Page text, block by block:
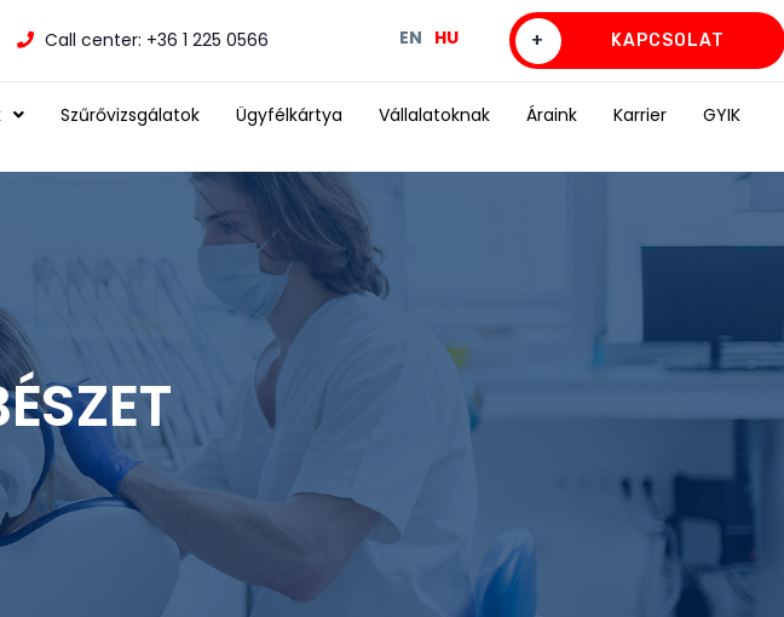
Call center: +36 1 225 0566 EN HU + KAPCSOLAT
Szűrővizsgálatok Ügyfélkártya Vállalatoknak Áraink Karrier GYIK